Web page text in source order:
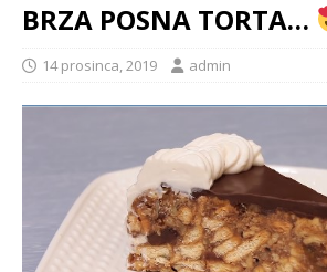
BRZA POSNA TORTA…
14 prosinca, 2019 admin